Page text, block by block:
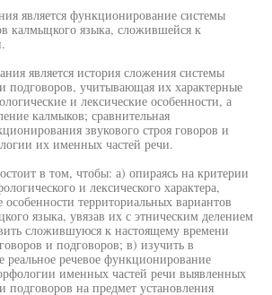
является функционирование системы
калмыцкого языка, сложившейся к
является история сложения системы
подговоров, учитывающая их характерные
и лексические особенности, а
калмыков; сравнительная
звукового строя говоров и
их именных частей речи.
в том, чтобы: а) опираясь на критерии
и лексического характера,
особенности территориальных вариантов
языка, увязав их с этническим делением
сложившуюся к настоящему времени
и подговоров; в) изучить в
реальное речевое функционирование
именных частей речи выявленных
подговоров на предмет установления